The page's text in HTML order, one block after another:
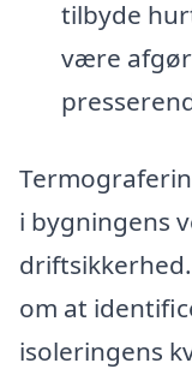
tilbyde
være
i bygningens
om at
isoleringens